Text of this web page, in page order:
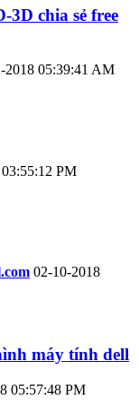
chia sẻ free
2018 05:39:41 AM
03:55:12 PM
02-10-2018
máy tính dell
05:57:48 PM